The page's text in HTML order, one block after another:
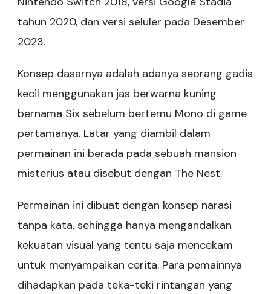
tahun 2020, dan versi seluler pada Desember
2023.
Konsep dasarnya adalah adanya seorang gadis
kecil menggunakan jas berwarna kuning
bernama Six sebelum bertemu Mono di game
pertamanya. Latar yang diambil dalam
permainan ini berada pada sebuah mansion
misterius atau disebut dengan The Nest.
Permainan ini dibuat dengan konsep narasi
tanpa kata, sehingga hanya mengandalkan
kekuatan visual yang tentu saja mencekam
untuk menyampaikan cerita. Para pemainnya
dihadapkan pada teka-teki rintangan yang